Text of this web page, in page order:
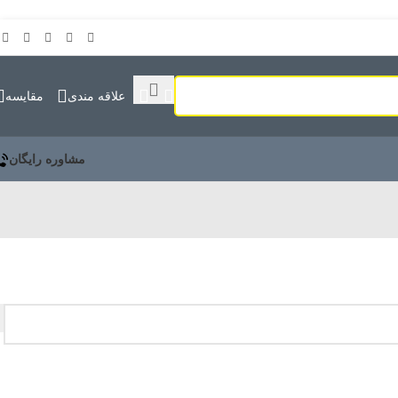
علاقه مندی مقايسه
مشاوره رایگان